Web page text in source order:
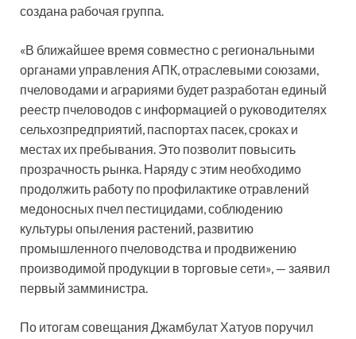
создана рабочая группа.
«В ближайшее время совместно с региональными
органами управления АПК, отраслевыми союзами,
пчеловодами и аграриями будет разработан единый
реестр пчеловодов с информацией о руководителях
сельхозпредприятий, паспортах пасек, сроках и
местах их пребывания. Это позволит повысить
прозрачность рынка. Наряду с этим необходимо
продолжить работу по профилактике отравлений
медоносных пчел пестицидами, соблюдению
культуры опыления растений, развитию
промышленного пчеловодства и продвижению
производимой продукции в торговые сети», — заявил
первый замминистра.
По итогам совещания Джамбулат Хатуов поручил